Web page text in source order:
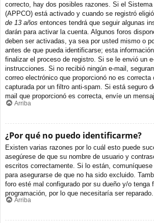
correcto, hay dos posibles razones. Si el Sistema
(APPCO) está activado y cuando se registró
de 13 años entonces tendrá que seguir algunas
darán para activar la cuenta. Algunos foros
deben ser activadas, ya sea por usted mismo o
antes de que pueda identificarse; esta
finalizar el proceso de registro. Si se le envió un
instrucciones. Si no recibió ningún e-mail,
correo electrónico que proporcionó no es
capturada por un filtro anti-spam. Si está seguro
mail que proporcionó es correcta, envíe un
Arriba
¿Por qué no puedo identificarme?
Existen varias razones por lo cuál esto puede
asegúrese de que su nombre de usuario y
escritos correctamente. Si lo están,
para asegurarse de que no ha sido excluido.
foro esté mal configurado por su dueño y/o tenga
programación, por lo que necesitaría ser reparado.
Arriba